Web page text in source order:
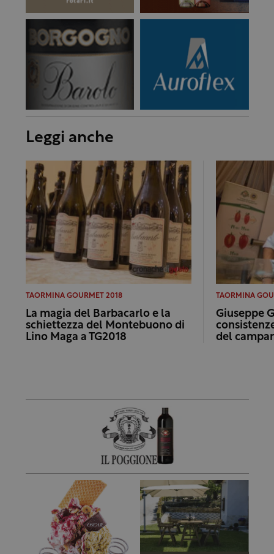
Leggi anche
TAORMINA GOURMET 2018
La magia del Barbacarlo e la
schiettezza del Montebuono di
Lino Maga a TG2018
TAORMINA
Giuseppe
del